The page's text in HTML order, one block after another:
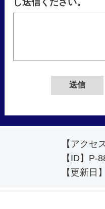
【アクセ
【ID】 P-
【更新日】